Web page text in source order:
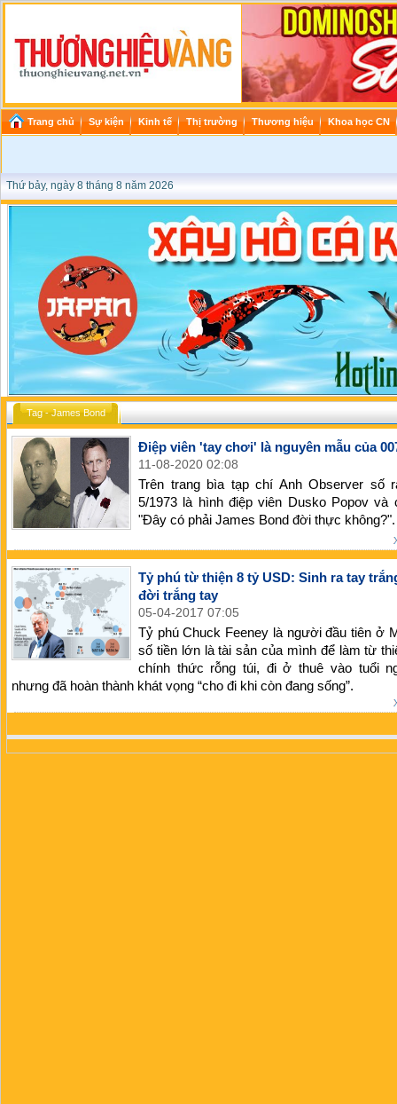
Trang chủ Sự kiện Kinh tế Thị trường Thương hiệu Khoa học CN
Thứ bảy, ngày 8 tháng 8 năm 2026
Tag - James Bond
Điệp viên 'tay chơi' là nguyên mẫu của
11-08-2020 02:08
Trên trang bìa tạp chí Anh Observer số
5/1973 là hình điệp viên Dusko Popov và
"Đây có phải James Bond đời thực không?".
Tỷ phú từ thiện 8 tỷ USD: Sinh ra tay
đời trắng tay
05-04-2017 07:05
Tỷ phú Chuck Feeney là người đầu tiên ở
số tiền lớn là tài sản của mình để làm từ
chính thức rỗng túi, đi ở thuê vào tuổi
nhưng đã hoàn thành khát vọng “cho đi khi còn đang sống”.